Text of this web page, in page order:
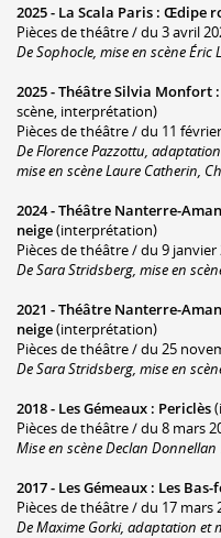
2025 - La Scala Paris : Œdipe
Pièces de théâtre / du 3 avril
De Sophocle, mise en scène Éric
2025 -Théâtre Silvia Monfort :
scène, interprétation)
Pièces de théâtre / du 11
De Florence Pazzottu,
mise en scène Laure Catherin,
2024 -Théâtre Nanterre-
neige(interprétation)
Pièces de théâtre / du 9 janvier
De Sara Stridsberg, mise en
2021 -Théâtre Nanterre-
neige(interprétation)
Pièces de théâtre / du 25
De Sara Stridsberg, mise en
2018 - Les Gémeaux : Periclès
Pièces de théâtre / du 8 mars
Mise en scène Declan Donnellan
2017 - Les Gémeaux : Les Bas-
Pièces de théâtre / du 17 mars
De Maxime Gorki, adaptation et